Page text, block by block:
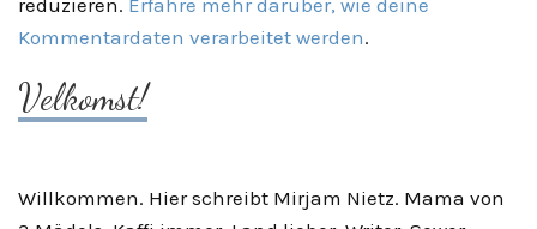
reduzieren. Erfahre mehr darüber, wie deine
Kommentardaten verarbeitet werden.
Velkomst!
Willkommen. Hier schreibt Mirjam Nietz. Mama von